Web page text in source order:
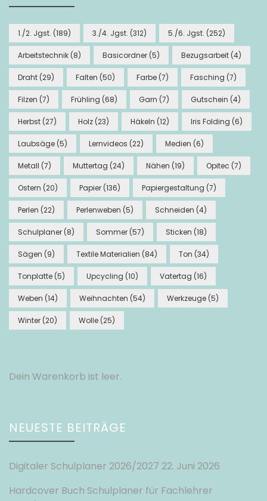
1./2. Jgst. (189) 3./4. Jgst. (312) 5./6. Jgst. (252)
Arbeitstechnik (8) Basicordner (5) Bezugsarbeit (4)
Draht (29) Falten (50) Farbe (7) Fasching (7)
Filzen (7) Frühling (68) Garn (7) Gutschein (4)
Herbst (27) Holz (23) Häkeln (12) Iris Folding (6)
Laubsäge (5) Lernvideos (22) Medien (6)
Metall (7) Muttertag (24) Nähen (19) Opitec (7)
Ostern (20) Papier (136) Papiergestaltung (7)
Perlen (22) Perlenweben (5) Schneiden (4)
Schulplaner (8) Sommer (57) Sticken (18)
Sägen (9) Textile Materialien (84) Ton (34)
Tonplatte (5) Upcycling (10) Vatertag (16)
Weben (14) Weihnachten (54) Werkzeuge (5)
Winter (20) Wolle (25)
Dein Warenkorb ist leer.
NEUESTE BEITRÄGE
Digitaler Schulplaner 2026/2027 22. Juni 2026
Hardcover Buch Schulplaner für Fachlehrer